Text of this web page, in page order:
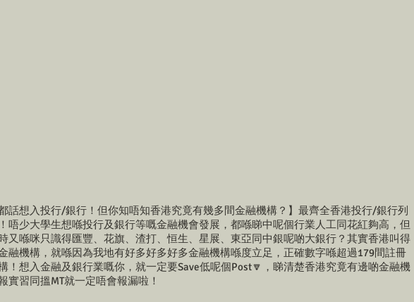
都話想入投行/銀行！但你知唔知香港究竟有幾多間金融機構？】最齊全香港投行/銀行列
唔少大學生想喺投行及銀行等嘅金融機會發展，都喺睇中呢個行業人工同花紅夠高，但
又喺咪只識得匯豐、花旗、渣打、恒生、星展、東亞同中銀呢啲大銀行？其實香港叫得
融機構，就喺因為我地有好多好多好多金融機構喺度立足，正確數字喺超過179間註冊
！想入金融及銀行業嘅你，就一定要Save低呢個Post🔽，睇清楚香港究竟有邊啲金融機
實習同搵MT就一定唔會報漏啦！